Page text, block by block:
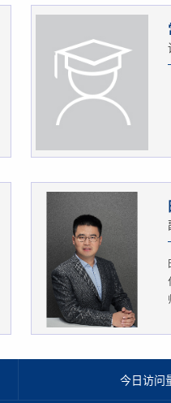
今日访问